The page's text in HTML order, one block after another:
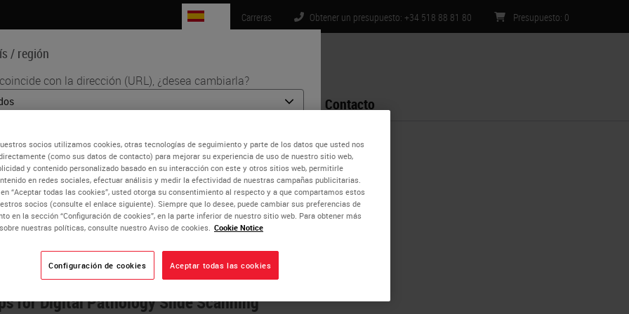
/ región
con la dirección (URL), ¿desea cambiarla?
puede tener su propio conjunto de requisitos reglamentarios y
La información que se encuentra en la versión de cada país de
web es específica y aplicable solo para ese país / región. Esto incluye
a) todos los detalles / disponibilidad del producto, documentación,
SÍ o No
Carreras Obtener un presupuesto: +34 518 88 81 80 Presupuesto: 0
Soporte Contacto
for Better Digital Image Quality
for Digital Pathology Slide Scanning
socios utilizamos cookies, otras tecnologías de seguimiento y parte de los datos que usted nos
(como sus datos de contacto) para mejorar su experiencia de uso de nuestro sitio web,
y contenido personalizado basado en su interacción con este y otros sitios web, permitirle
en redes sociales, efectuar análisis y medir la efectividad de nuestras campañas publicitarias.
“Aceptar todas las cookies”, usted otorga su consentimiento al respecto y a que compartamos estos
socios (consulte el enlace siguiente). Siempre que lo desee, puede cambiar sus preferencias de
en la sección “Configuración de cookies”, en la parte inferior de nuestro sitio web. Para obtener más
nuestras políticas, consulte nuestro Aviso de cookies. Cookie Notice
Configuración de cookies Aceptar todas las cookies